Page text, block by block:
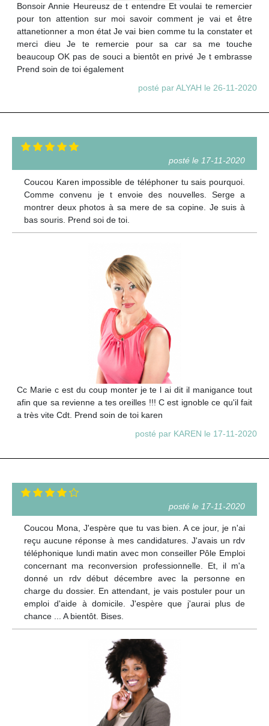
Bonsoir Annie Heureusz de t entendre Et voulai te remercier
pour ton attention sur moi savoir comment je vai et être
attanetionner a mon état Je vai bien comme tu la constater et
merci dieu Je te remercie pour sa car sa me touche
beaucoup OK pas de souci a bientôt en privé Je t embrasse
Prend soin de toi également
posté par ALYAH le 26-11-2020
posté le 17-11-2020
Coucou Karen impossible de téléphoner tu sais pourquoi.
Comme convenu je t envoie des nouvelles. Serge a
montrer deux photos à sa mere de sa copine. Je suis à
bas souris. Prend soi de toi.
Cc Marie c est du coup monter je te l ai dit il manigance tout
afin que sa revienne a tes oreilles !!! C est ignoble ce qu'il fait
a très vite Cdt. Prend soin de toi karen
posté par KAREN le 17-11-2020
posté le 17-11-2020
Coucou Mona, J'espère que tu vas bien. A ce jour, je n'ai
reçu aucune réponse à mes candidatures. J'avais un rdv
téléphonique lundi matin avec mon conseiller Pôle Emploi
concernant ma reconversion professionnelle. Et, il m'a
donné un rdv début décembre avec la personne en
charge du dossier. En attendant, je vais postuler pour un
emploi d'aide à domicile. J'espère que j'aurai plus de
chance ... A bientôt. Bises.